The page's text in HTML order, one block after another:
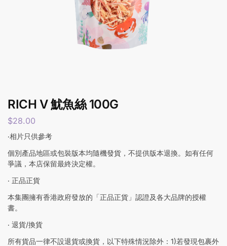
RICH V 魷魚絲 100G
$28.00
‧相片只供參考
個別產品地區或包裝版本均隨機發貨，不提供版本退換。如有任何
爭議，本店保留最終決定權。
‧ 正品正貨
本集團擁有香港政府發放的「正品正貨」認證及各大品牌的授權
書。
‧ 退貨/換貨
所有貨品一律不設退貨或換貨，以下特殊情況除外：1)若發現包裹外